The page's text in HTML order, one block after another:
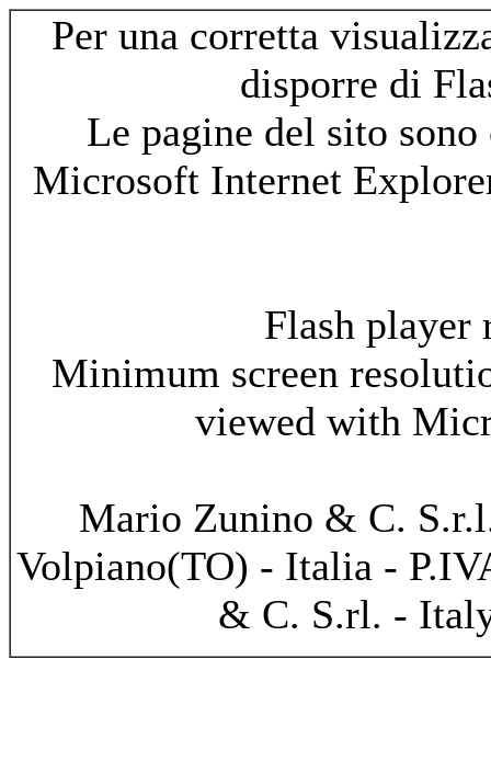
Per una corretta
disporre di
Le pagine del sito
Microsoft Internet
Flash
Minimum screen
viewed with
Mario Zunino & C.
Volpiano(TO) - Italia -
& C. S.rl. -